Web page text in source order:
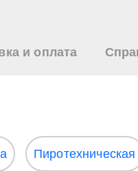
и оплата
Пиротехническая